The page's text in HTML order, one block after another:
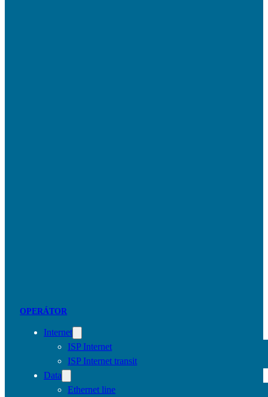
OPERÁTOR
Internet
ISP Internet
ISP Internet transit
Data
Ethernet line